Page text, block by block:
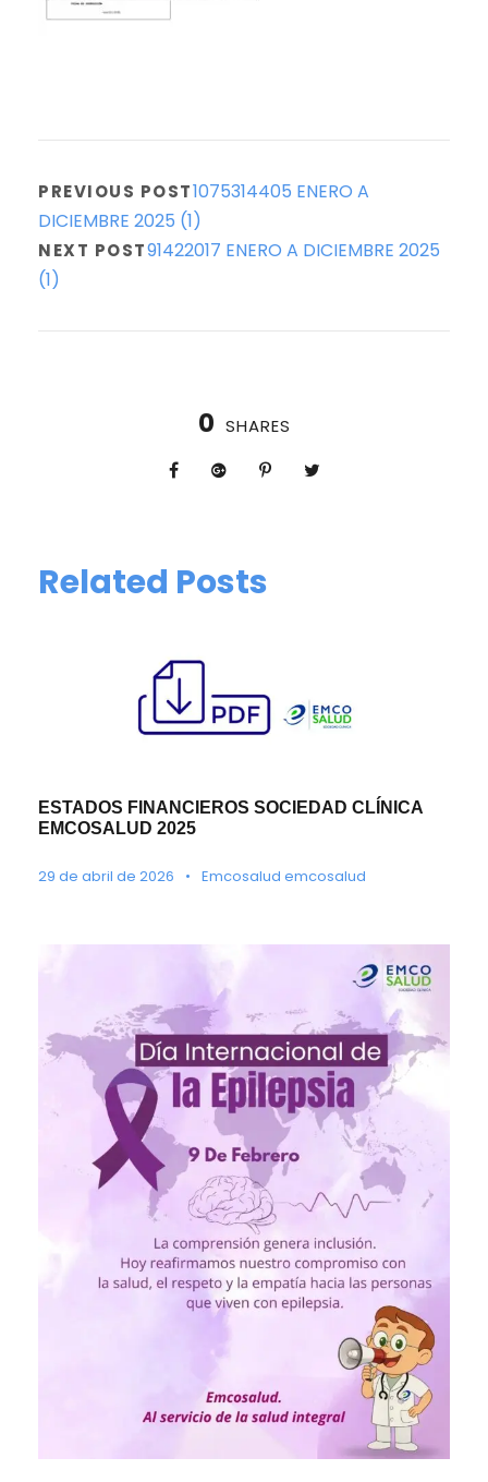
PREVIOUS POST1075314405 ENERO A
DICIEMBRE 2025 (1)
NEXT POST91422017 ENERO A DICIEMBRE 2025
(1)
0 SHARES
Related Posts
ESTADOS FINANCIEROS SOCIEDAD CLÍNICA
EMCOSALUD 2025
29 de abril de 2026 • Emcosalud emcosalud